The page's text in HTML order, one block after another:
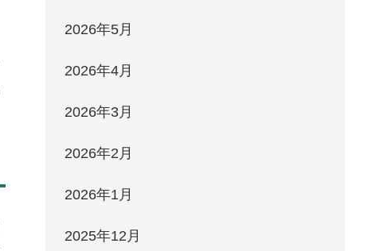
2026年5月
2026年4月
2026年3月
2026年2月
2026年1月
2025年12月